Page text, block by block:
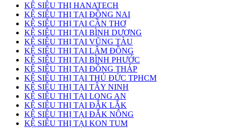
KỆ SIÊU THỊ HANATECH
KỆ SIÊU THỊ TẠI ĐỒNG NAI
KỆ SIÊU THỊ TẠI CẦN THƠ
KỆ SIÊU THỊ TẠI BÌNH DƯƠNG
KỆ SIÊU THỊ TẠI VŨNG TÀU
KỆ SIÊU THỊ TẠI LÂM ĐỒNG
KỆ SIÊU THỊ TẠI BÌNH PHƯỚC
KỆ SIÊU THỊ TẠI ĐỒNG THÁP
KỆ SIÊU THỊ TẠI THỦ ĐỨC TPHCM
KỆ SIÊU THỊ TẠI TÂY NINH
KỆ SIÊU THỊ TẠI LONG AN
KỆ SIÊU THỊ TẠI ĐẮK LẮK
KỆ SIÊU THỊ TẠI ĐẮK NÔNG
KỆ SIÊU THỊ TẠI KON TUM